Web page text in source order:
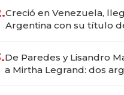
Creció en Venezuela,
Argentina con su título
las marcas "fast
De Paredes y Lisandro
a Mirtha Legrand: dos